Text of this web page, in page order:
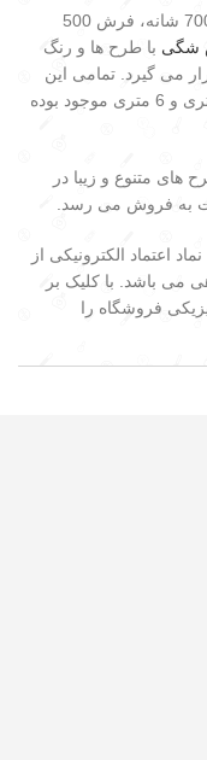
فرش ماشینی با قیمت مناسب مانند فرش 700 شانه، فرش 500
شگی با طرح ها و رنگ
می گیرد. تمامی این
محصولات در سایزهای فرش 12 متری، 9 متری و 6 متری موجود بوده
های متنوع و زیبا در
به فروش می رسد.
اعتماد الکترونیکی از
می باشد. با کلیک بر
فروشگاه را